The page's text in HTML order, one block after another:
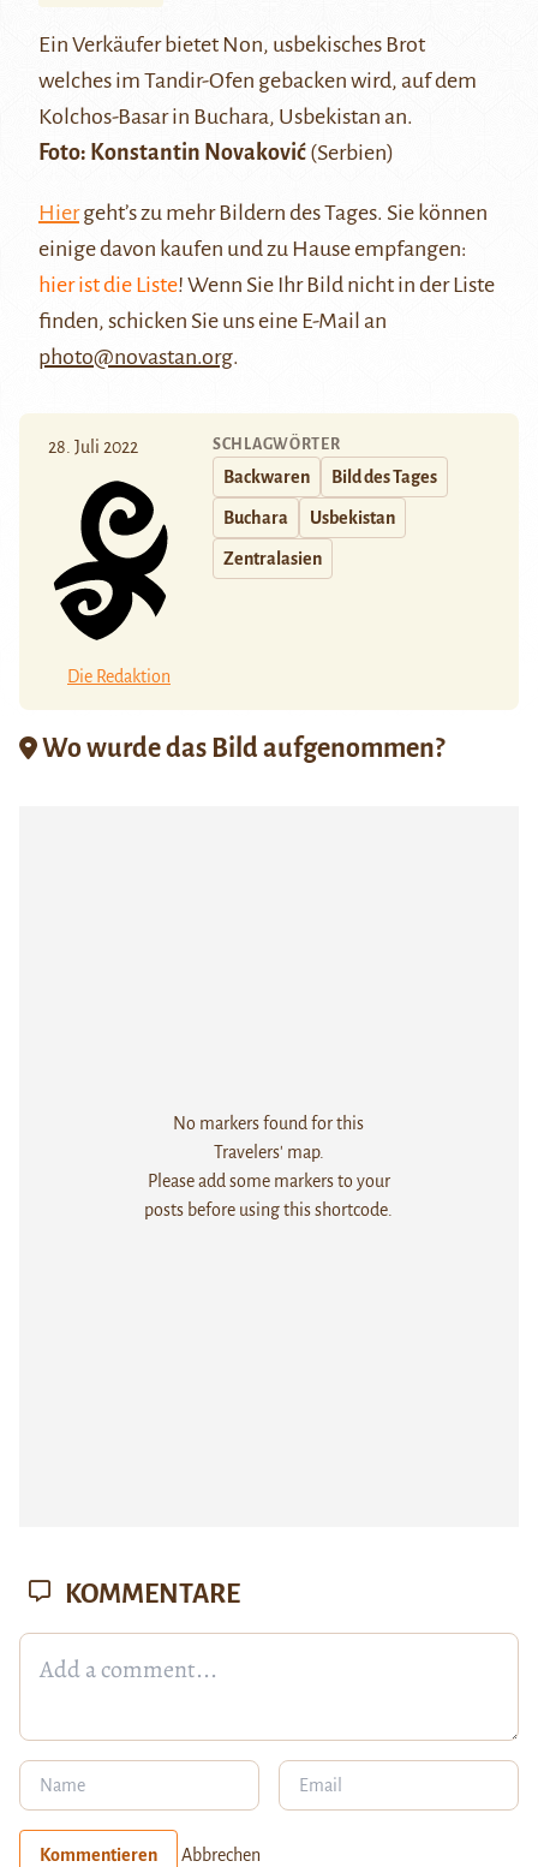
Ein Verkäufer bietet Non, usbekisches Brot
welches im Tandir-Ofen gebacken wird, auf dem
Kolchos-Basar in Buchara, Usbekistan an.
Foto: Konstantin Novaković (Serbien)
Hiergeht’s zu mehr Bildern des Tages. Sie können
einige davon kaufen und zu Hause empfangen:
hier ist die Liste! Wenn Sie Ihr Bild nicht in der Liste
finden, schicken Sie uns eine E-Mail an
photo@novastan.org.
28. Juli 2022
Die Redaktion
SCHLAGWÖRTER
Backwaren Bild des Tages
Buchara Usbekistan
Zentralasien
Wo wurde das Bild aufgenommen?
No markers found for this
Travelers' map.
Please add some markers to your
posts before using this shortcode.
KOMMENTARE
Kommentieren Abbrechen